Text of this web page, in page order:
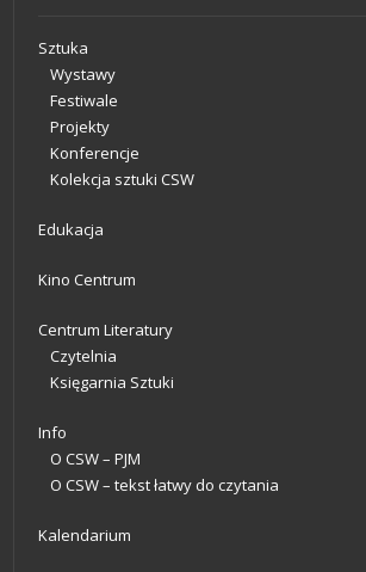
Sztuka
Wystawy
Festiwale
Projekty
Konferencje
Kolekcja sztuki CSW
Edukacja
Kino Centrum
Centrum Literatury
Czytelnia
Księgarnia Sztuki
Info
O CSW – PJM
O CSW – tekst łatwy do czytania
Kalendarium